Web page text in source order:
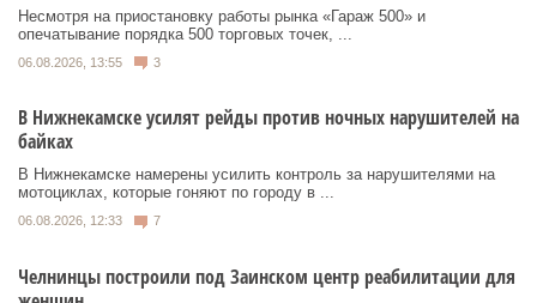
Несмотря на приостановку работы рынка «Гараж 500» и
опечатывание порядка 500 торговых точек, ...
06.08.2026, 13:55 3
В Нижнекамске усилят рейды против ночных нарушителей на
байках
В Нижнекамске намерены усилить контроль за нарушителями на
мотоциклах, которые гоняют по городу в ...
06.08.2026, 12:33 7
Челнинцы построили под Заинском центр реабилитации для